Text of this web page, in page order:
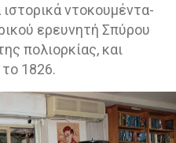
ντοκουμέντα-
ερευνητή Σπύρου
πολιορκίας, και
1826.